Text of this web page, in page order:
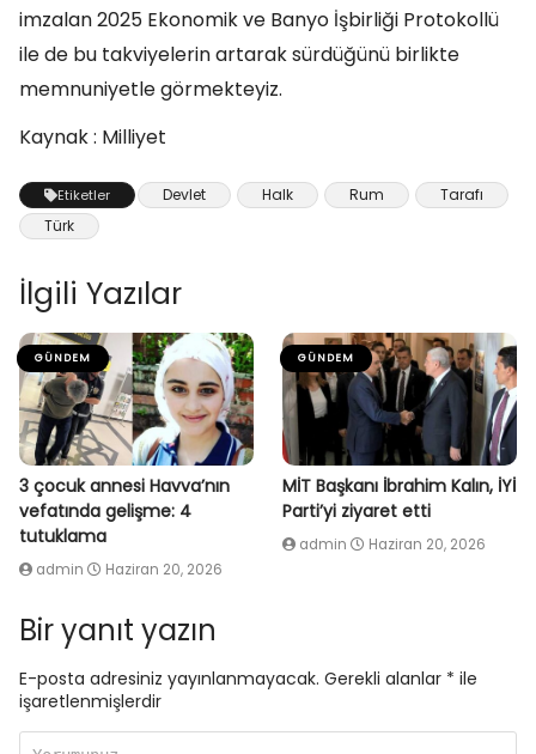
imzalan 2025 Ekonomik ve Banyo İşbirliği Protokollü
ile de bu takviyelerin artarak sürdüğünü birlikte
memnuniyetle görmekteyiz.
Kaynak : Milliyet
Etiketler Devlet Halk Rum
Tarafı
Türk
İlgili Yazılar
GÜNDEM
3 çocuk annesi Havva’nın
vefatında gelişme: 4
tutuklama
admin Haziran 20, 2026
GÜNDEM
MİT Başkanı İbrahim Kalın, İYİ
Parti’yi ziyaret etti
admin Haziran 20, 2026
Bir yanıt yazın
E-posta adresiniz yayınlanmayacak. Gerekli alanlar * ile
işaretlenmişlerdir